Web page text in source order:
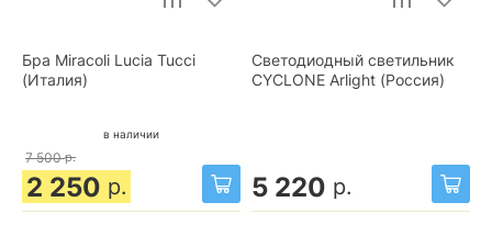
Бра Miracoli Lucia Tucci
(Италия)
в наличии
7 500 р.
2 250 р.
Светодиодный светильник
CYCLONE Arlight (Россия)
5 220 р.